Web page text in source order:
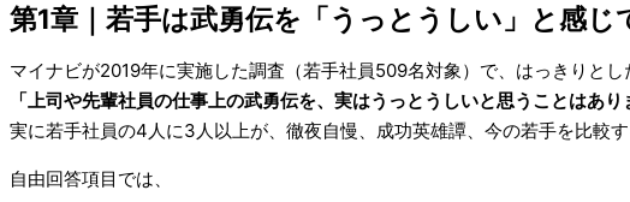
第1章 ｜ 若手は武勇伝を「うっとうしい」と感じ
マイナビが2019年に実施した調査（若手社員509名対象）で、はっきりとし
「上司や先輩社員の仕事上の武勇伝を、実はうっとうしいと思うことは
実に若手社員の4人に3人以上が、徹夜自慢、成功英雄譚、今の若手を比較
自由回答項目では、